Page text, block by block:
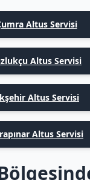
Altus Servisi
Altus Servisi
Altus Servisi
Altus Servisi